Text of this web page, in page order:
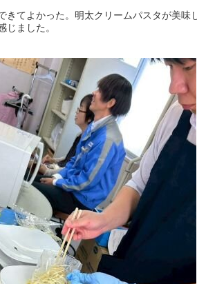
てよかった。明太クリームパスタが美味
じました。